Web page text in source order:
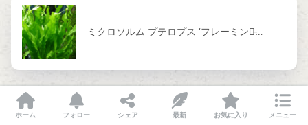
ミクロソルム プテロプス ‘フレーミング̵…
次の記事
ホーム フォロー シェア 最新 お気に入り メニュー